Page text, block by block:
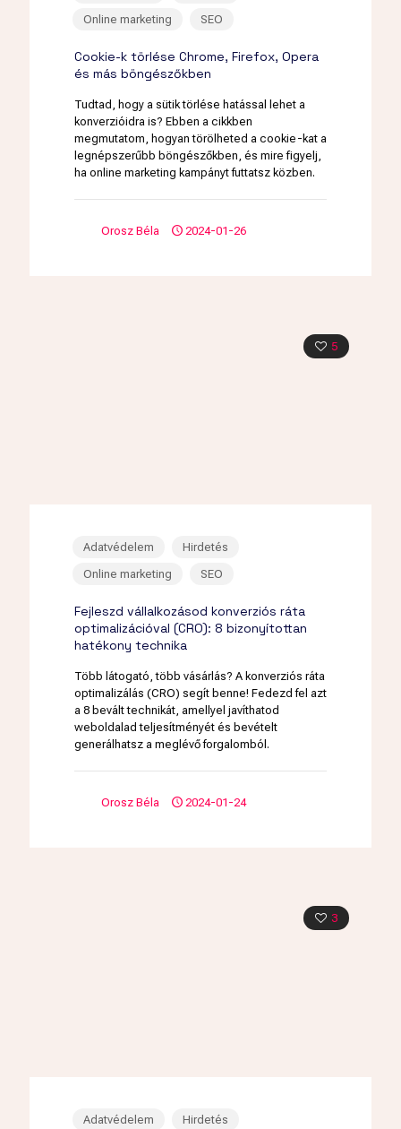
Online marketing SEO
Cookie-k törlése Chrome, Firefox, Opera
és más böngészőkben
Tudtad, hogy a sütik törlése hatással lehet a
konverzióidra is? Ebben a cikkben
megmutatom, hogyan törölheted a cookie-kat a
legnépszerűbb böngészőkben, és mire figyelj,
ha online marketing kampányt futtatsz közben.
Orosz Béla 2024-01-26
5
Adatvédelem
Hirdetés
Online marketing
SEO
Fejleszd vállalkozásod konverziós ráta
optimalizációval (CRO): 8 bizonyítottan
hatékony technika
Több látogató, több vásárlás? A konverziós ráta
optimalizálás (CRO) segít benne! Fedezd fel azt
a 8 bevált technikát, amellyel javíthatod
weboldalad teljesítményét és bevételt
generálhatsz a meglévő forgalomból.
Orosz Béla 2024-01-24
3
Adatvédelem
Hirdetés